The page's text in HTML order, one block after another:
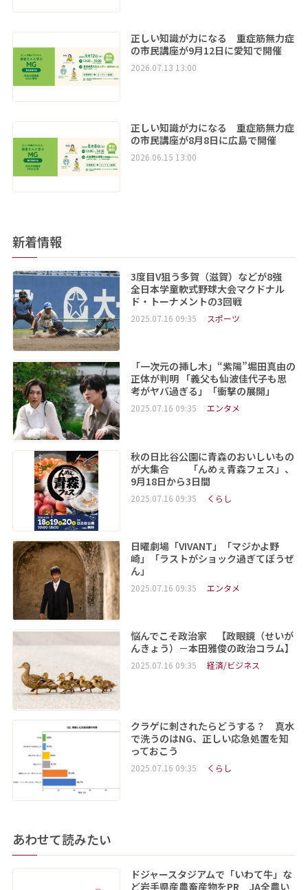
正しい知識が力になる 重症筋無力症
の市民講座が9月12日に愛知で開催
2026.07.13 13:00
正しい知識が力になる 重症筋無力症
の市民講座が8月8日に広島で開催
2026.06.15 13:00
新着情報
3度目V狙う多賀（滋賀）などが8強
全日本学童軟式野球大会マクドナル
ド・トーナメントの3回戦
2025.07.16 09:35 スポーツ
「一次元の挿し木」“紫陽”堀田真由の
正体が判明 「義父も仙波佳代子も思
考がヤバ過ぎる」「衝撃の展開」
2025.07.16 09:35 エンタメ
秋の日比谷公園に青森のおいしいもの
が大集合 「んめぇ青森フェス」、
9月18日から3日間
2025.07.16 09:35 くらし
日曜劇場「VIVANT」「マジかよ野
崎」「ラストがショック過ぎてぼうぜ
ん」
2025.07.16 09:35 エンタメ
悩んでこそ政治家 【政眼鏡（せいが
んきょう）－本田雅俊の政治コラム】
2025.07.16 09:35 経済/ビジネス
クラゲに刺されたらどうする？ 真水
で洗うのはNG、正しい応急処置を知
っておこう
2025.07.16 09:35 くらし
あわせて読みたい
ドジャースタジアムで「いわて牛」な
ど岩手県産農畜産物をPR JA全農い